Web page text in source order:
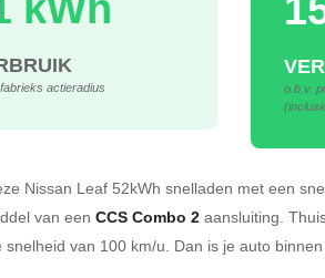
actieradius
o.b.v.
Nissan Leaf 52kWh snelladen met een
van een CCS Combo 2 aansluiting.
snelheid van 100 km/u. Dan is je auto binnen